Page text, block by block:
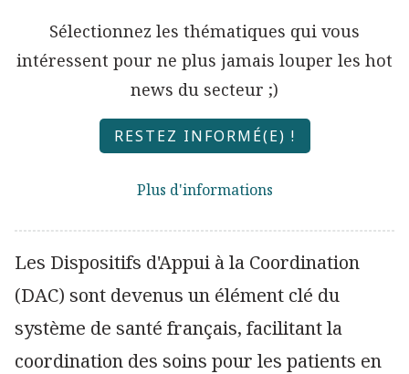
Sélectionnez les thématiques qui vous
intéressent pour ne plus jamais louper les hot
news du secteur ;)
RESTEZ INFORMÉ(E) !
Plus d'informations
Les Dispositifs d'Appui à la Coordination
(DAC) sont devenus un élément clé du
système de santé français, facilitant la
coordination des soins pour les patients en